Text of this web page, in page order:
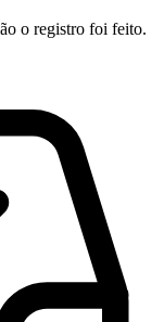
o registro foi feito.